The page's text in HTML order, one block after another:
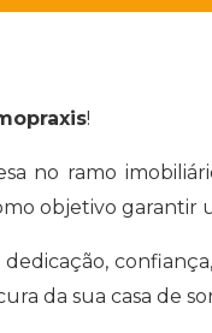
!
no ramo
objetivo garantir
dedicação,
da sua casa de